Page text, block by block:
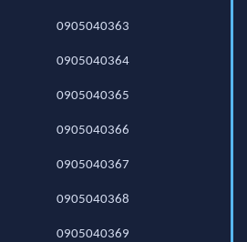
0905040363
0905040364
0905040365
0905040366
0905040367
0905040368
0905040369